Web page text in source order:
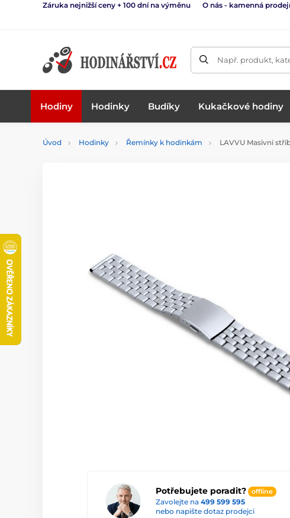
Záruka nejnižší ceny + 100 dní na výměnu O nás - kamenná
Např. produkt,
Hodiny Hodinky Budíky Kukačkové hodiny
Úvod Hodinky Řemínky k hodinkám LAVVU Masivní
Potřebujete poradit? offline
Zavolejte na 499 599 595
nebo napište dotaz prodejci